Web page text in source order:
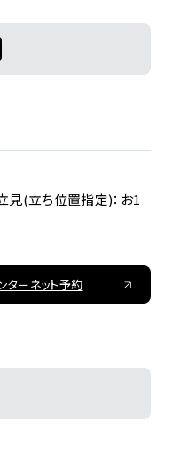
見(立ち位置指定)：お1
ターネット予約